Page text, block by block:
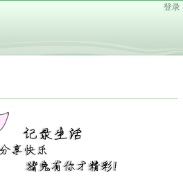
登录